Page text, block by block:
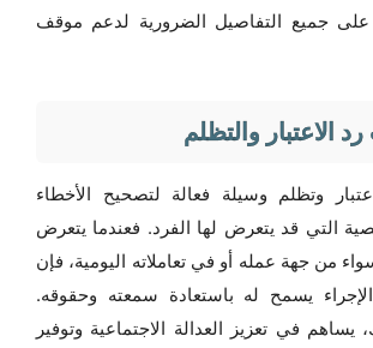
جميع التفاصيل الضرورية لدعم موقف
الاعتبار والتظلم
وتظلم وسيلة فعالة لتصحيح الأخطاء
التي قد يتعرض لها الفرد. فعندما يتعرض
من جهة عمله أو في تعاملاته اليومية، فإن
يسمح له باستعادة سمعته وحقوقه.
يساهم في تعزيز العدالة الاجتماعية وتوفير